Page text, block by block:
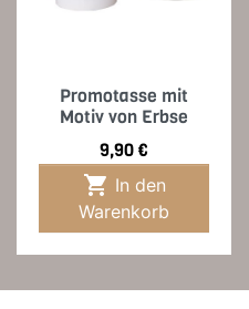
Promotasse mit
Motiv von Erbse
Preis
9,90 €

Warenkorb